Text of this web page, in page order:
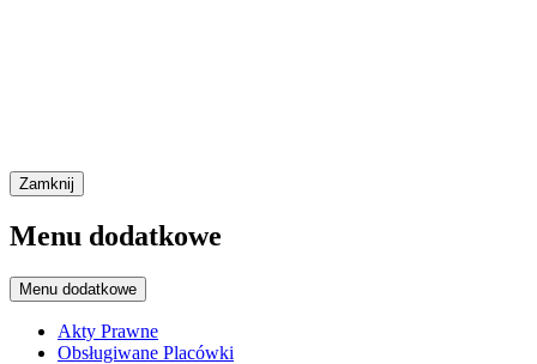
Zamknij
Menu dodatkowe
Menu dodatkowe
Akty Prawne
Obsługiwane Placówki